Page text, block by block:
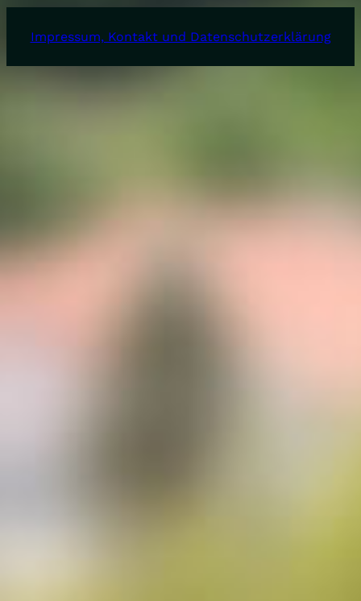
Impressum, Kontakt und Datenschutzerklärung